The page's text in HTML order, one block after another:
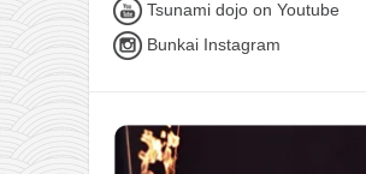
Tsunami dojo on Youtube
Bunkai Instagram